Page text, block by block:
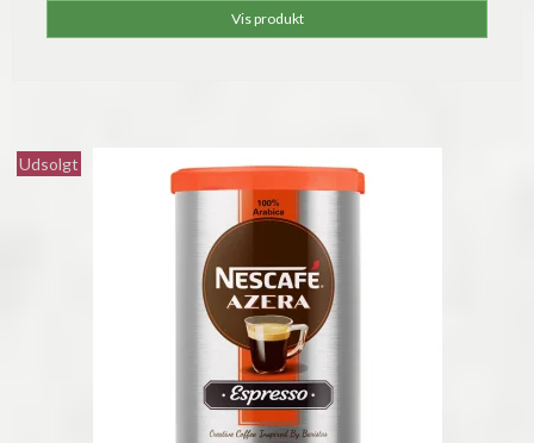
Vis produkt
Udsolgt